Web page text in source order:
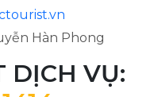
Hàn Phong
DỊCH VỤ: